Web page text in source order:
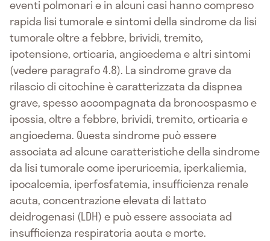
eventi polmonari e in alcuni casi hanno compreso
rapida lisi tumorale e sintomi della sindrome da lisi
tumorale oltre a febbre, brividi, tremito,
ipotensione, orticaria, angioedema e altri sintomi
(vedere paragrafo 4.8). La sindrome grave da
rilascio di citochine è caratterizzata da dispnea
grave, spesso accompagnata da broncospasmo e
ipossia, oltre a febbre, brividi, tremito, orticaria e
angioedema. Questa sindrome può essere
associata ad alcune caratteristiche della sindrome
da lisi tumorale come iperuricemia, iperkaliemia,
ipocalcemia, iperfosfatemia, insufficienza renale
acuta, concentrazione elevata di lattato
deidrogenasi (LDH) e può essere associata ad
insufficienza respiratoria acuta e morte.